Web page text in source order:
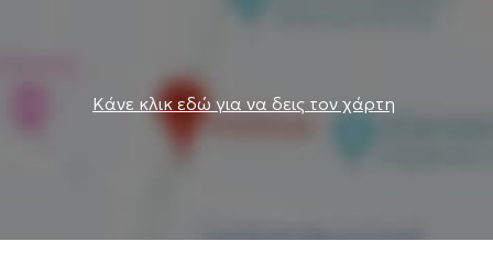
Αλληλεγγύη Πειραιά. Επιπροσθέτως, έχει αποκομίσει
στην Κοινωνική Υπηρεσία Δήμου Χαϊδαρίου - Κέντρο
Υποδοχής και Φιλοξενίας Προσφύγων Δυτικής Αττικής
(Σκαραμαγκάς), στο ΔΙΟΤΙΜΑ - Κέντρο Γυναικείων
Μελετών και Ερευνών - Ανοιχτή Δομή Φιλοξενίας
Κάνε κλικ εδώ για να δεις τον χάρτη